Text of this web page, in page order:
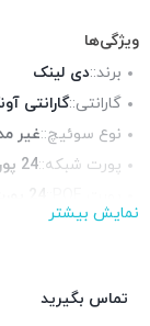
ویژگی‌ها
برند::دی لینک
گارانتی::گارانتی
نوع سوئیچ::غیر
پورت شبکه::24 پورت گیگابیت
24 پورت
پورت Up-Link::
قابلیت نصب در رک::
نمایش بیشتر
تماس بگیرید